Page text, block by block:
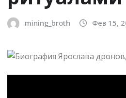
mining_broth Фев 15,